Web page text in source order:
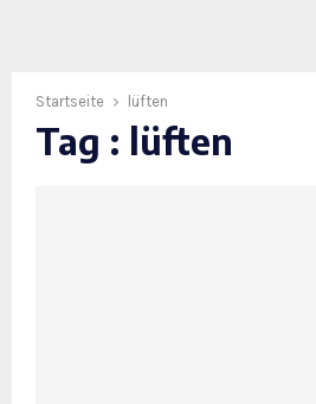
Startseite lüften
Tag : lüften